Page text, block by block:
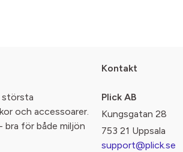
största
och accessoarer.
bra för både miljön
Kontakt
Plick AB
Kungsgatan 28
753 21 Uppsala
support@plick.se